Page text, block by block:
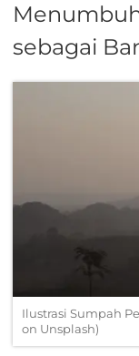
sebagai
Ilustrasi Sumpah
on Unsplash)